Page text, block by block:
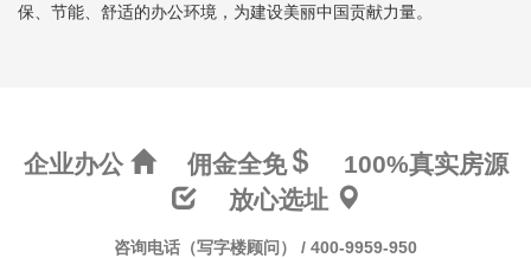
保、节能、舒适的办公环境，为建设美丽中国贡献力量。
企业办公 佣金全免
100%真实房源
放心选址
咨询电话（写字楼顾问） / 400-9959-950